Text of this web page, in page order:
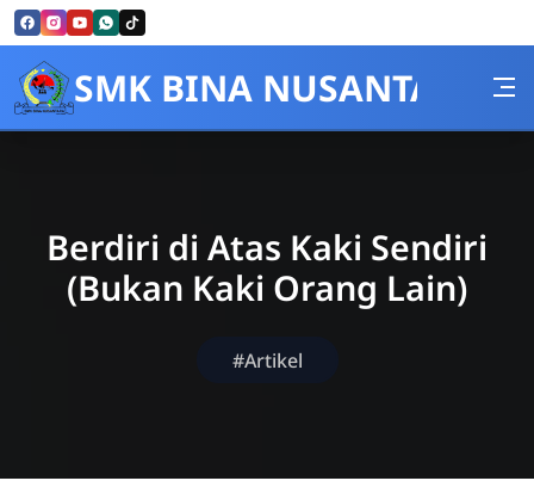
Skip to Content
SMK BINA NUSANTARA
Berdiri di Atas Kaki Sendiri
(Bukan Kaki Orang Lain)
#Artikel